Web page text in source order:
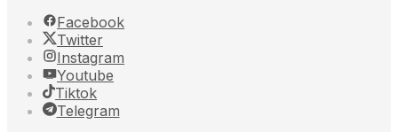
Facebook
Twitter
Instagram
Youtube
Tiktok
Telegram